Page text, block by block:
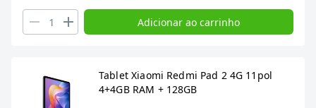
Adicionar ao carrinho
Tablet Xiaomi Redmi Pad 2 4G 11pol
4+4GB RAM + 128GB